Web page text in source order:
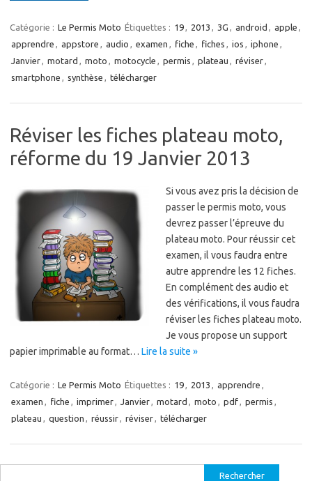
Catégorie : Le Permis Moto Étiquettes : 19, 2013 , 3G , android , apple ,
apprendre , appstore , audio , examen , fiche , fiches , ios , iphone ,
Janvier, motard , moto , motocycle , permis , plateau , réviser,
smartphone , synthèse , télécharger
Réviser les fiches plateau moto,
réforme du 19 Janvier 2013
Si vous avez pris la décision de
passer le permis moto, vous
devrez passer l’épreuve du
plateau moto. Pour réussir cet
examen, il vous faudra entre
autre apprendre les 12 fiches.
En complément des audio et
des vérifications, il vous faudra
réviser les fiches plateau moto.
Je vous propose un support
papier imprimable au format… Lire la suite »
Catégorie : Le Permis Moto Étiquettes : 19, 2013 , apprendre ,
examen , fiche , imprimer, Janvier, motard , moto , pdf, permis ,
plateau , question , réussir, réviser, télécharger